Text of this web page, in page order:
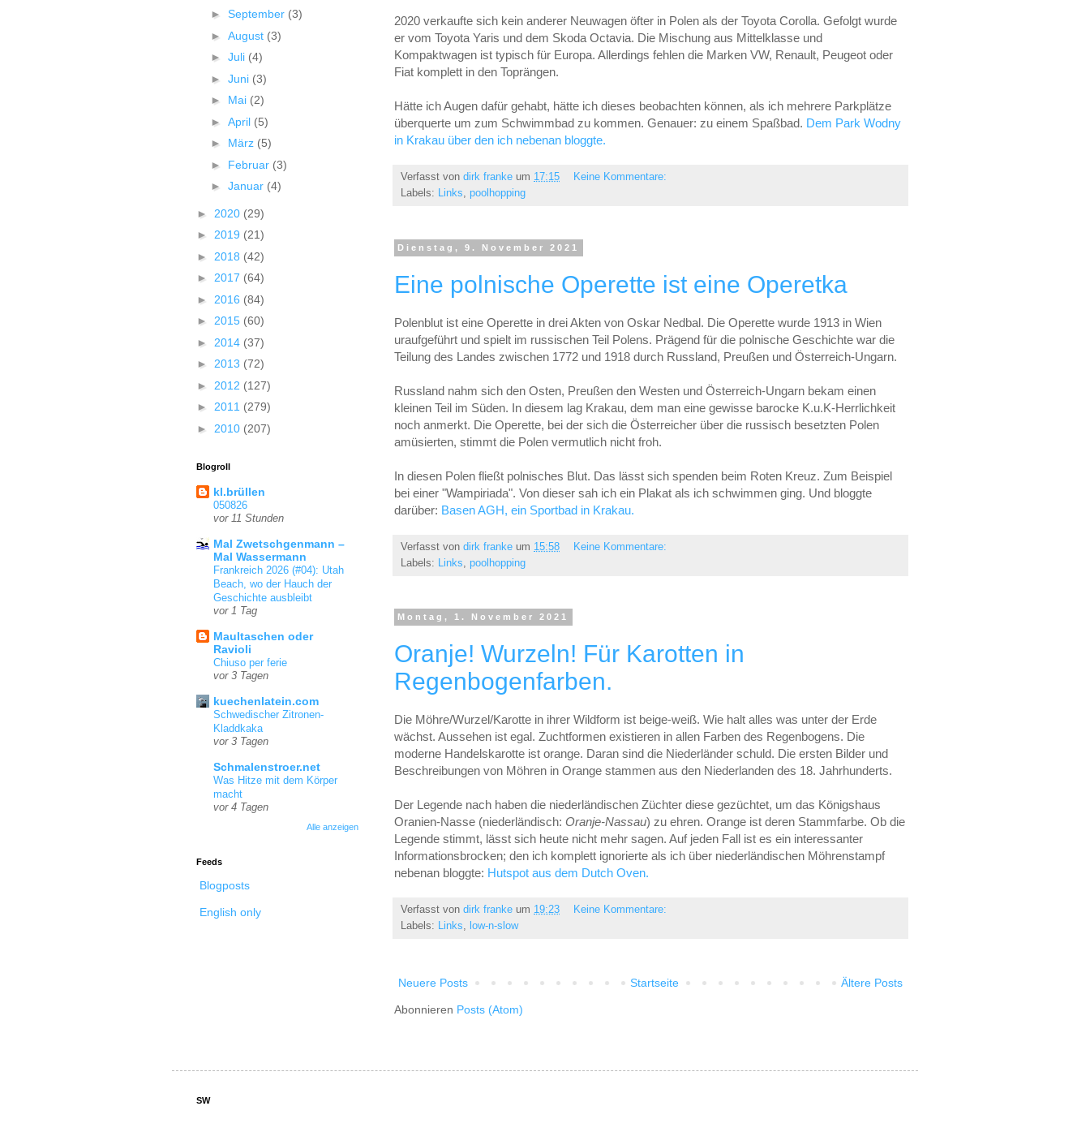
2020 verkaufte sich kein anderer Neuwagen öfter in Polen als der Toyota Corolla. Gefolgt wurde
er vom Toyota Yaris und dem Skoda Octavia. Die Mischung aus Mittelklasse und
Kompaktwagen ist typisch für Europa. Allerdings fehlen die Marken VW, Renault, Peugeot oder
Fiat komplett in den Toprängen.
Hätte ich Augen dafür gehabt, hätte ich dieses beobachten können, als ich mehrere Parkplätze
überquerte um zum Schwimmbad zu kommen. Genauer: zu einem Spaßbad. Dem Park Wodny
in Krakau über den ich nebenan bloggte.
Verfasst von dirk franke um 17:15
Keine Kommentare:
Labels: Links, poolhopping
Dienstag, 9. November 2021
Eine polnische Operette ist eine Operetka
Polenblut ist eine Operette in drei Akten von Oskar Nedbal. Die Operette wurde 1913 in Wien
uraufgeführt und spielt im russischen Teil Polens. Prägend für die polnische Geschichte war die
Teilung des Landes zwischen 1772 und 1918 durch Russland, Preußen und Österreich-Ungarn.
Russland nahm sich den Osten, Preußen den Westen und Österreich-Ungarn bekam einen
kleinen Teil im Süden. In diesem lag Krakau, dem man eine gewisse barocke K.u.K-Herrlichkeit
noch anmerkt. Die Operette, bei der sich die Österreicher über die russisch besetzten Polen
amüsierten, stimmt die Polen vermutlich nicht froh.
In diesen Polen fließt polnisches Blut. Das lässt sich spenden beim Roten Kreuz. Zum Beispiel
bei einer "Wampiriada". Von dieser sah ich ein Plakat als ich schwimmen ging. Und bloggte
darüber: Basen AGH, ein Sportbad in Krakau.
Verfasst von dirk franke um 15:58
Keine Kommentare:
Labels:
Links poolhopping
Montag, 1. November 2021
Oranje! Wurzeln! Für Karotten in
Regenbogenfarben.
Die Möhre/Wurzel/Karotte in ihrer Wildform ist beige-weiß. Wie halt alles was unter der Erde
wächst. Aussehen ist egal. Zuchtformen existieren in allen Farben des Regenbogens. Die
moderne Handelskarotte ist orange. Daran sind die Niederländer schuld. Die ersten Bilder und
Beschreibungen von Möhren in Orange stammen aus den Niederlanden des 18. Jahrhunderts.
Der Legende nach haben die niederländischen Züchter diese gezüchtet, um das Königshaus
Oranien-Nasse (niederländisch: Oranje-Nassau) zu ehren. Orange ist deren Stammfarbe. Ob die
Legende stimmt, lässt sich heute nicht mehr sagen. Auf jeden Fall ist es ein interessanter
Informationsbrocken; den ich komplett ignorierte als ich über niederländischen Möhrenstampf
nebenan bloggte: Hutspot aus dem Dutch Oven.
Verfasst von dirk franke um 19:23
Keine Kommentare:
Labels: Links, low-n-slow
Neuere Posts Ältere Posts
Startseite
Abonnieren Posts (Atom)
► September (3)
► August (3)
► Juli (4)
► Juni (3)
► Mai (2)
► April (5)
► März (5)
► Februar (3)
► Januar (4)
► 2020 (29)
► 2019 (21)
► 2018 (42)
► 2017 (64)
► 2016 (84)
► 2015 (60)
► 2014 (37)
► 2013 (72)
► 2012 (127)
► 2011 (279)
► 2010 (207)
Blogroll
kl.brüllen
050826
vor 11 Stunden
Mal Zwetschgenmann –
Mal Wassermann
Frankreich 2026 (#04): Utah
Beach, wo der Hauch der
Geschichte ausbleibt
vor 1 Tag
Maultaschen oder
Ravioli
Chiuso per ferie
vor 3 Tagen
kuechenlatein.com
Schwedischer Zitronen-
Kladdkaka
vor 3 Tagen
Schmalenstroer.net
Was Hitze mit dem Körper
macht
vor 4 Tagen
Alle anzeigen
Feeds
Blogposts
English only
SW